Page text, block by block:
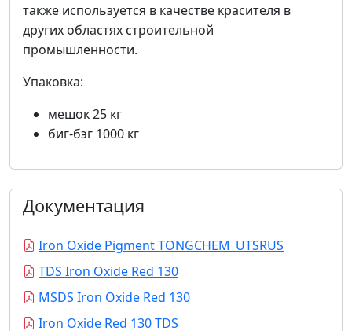
также используется в качестве красителя в
других областях строительной
промышленности.
Упаковка:
мешок 25 кг
биг-бэг 1000 кг
Документация
Iron Oxide Pigment TONGCHEM_UTSRUS
TDS Iron Oxide Red 130
MSDS Iron Oxide Red 130
Iron Oxide Red 130 TDS